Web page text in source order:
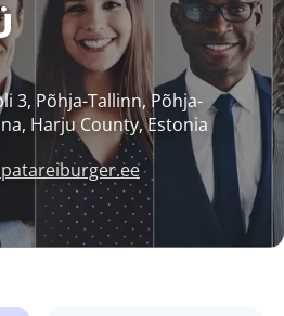
3, Põhja-Tallinn, Põhja-
Harju County, Estonia